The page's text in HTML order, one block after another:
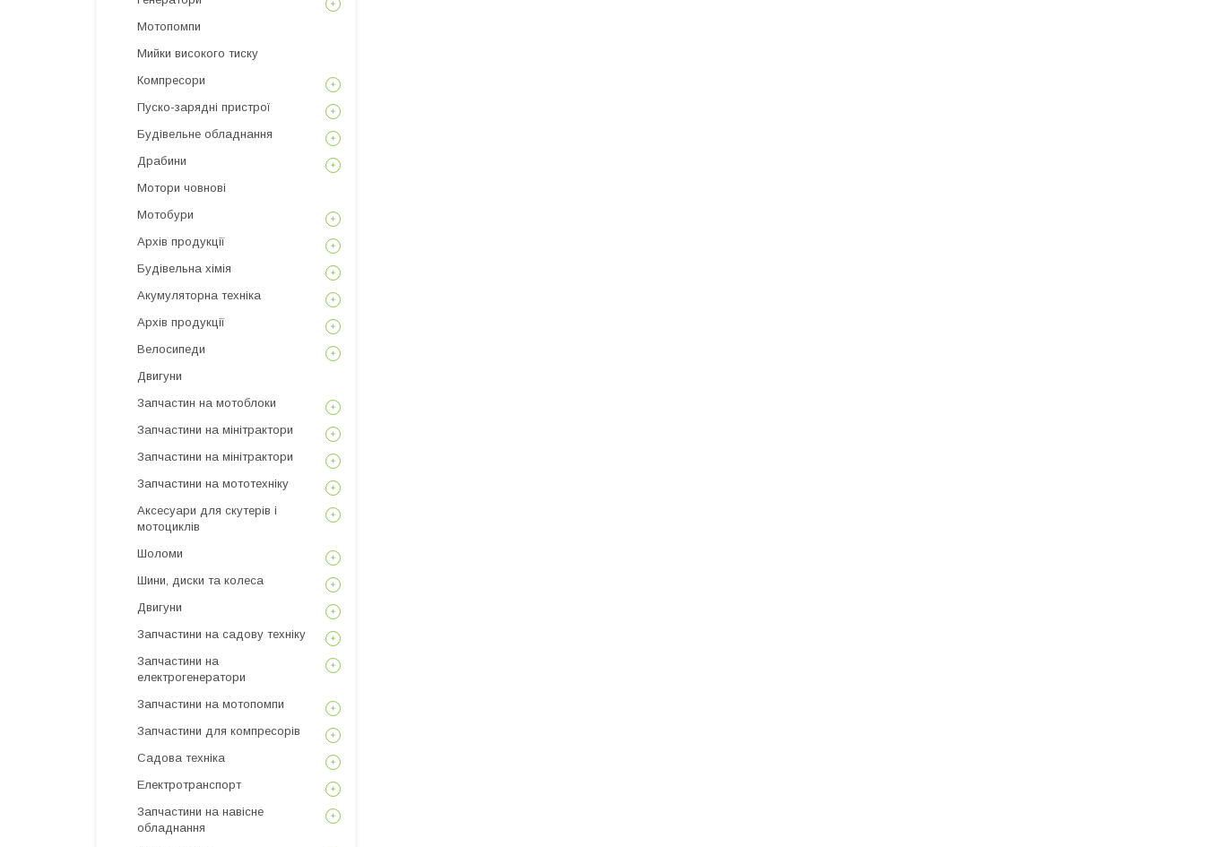
Мотопомпи
Мийки високого тиску
Компресори
Пуско-зарядні пристрої
Будівельне обладнання
Драбини
Мотори човнові
Мотобури
Архів продукції
Будівельна хімія
Акумуляторна техніка
Архів продукції
Велосипеди
Двигуни
Запчастин на мотоблоки
Запчастини на мінітрактори
Запчастини на мінітрактори
Запчастини на мототехніку
Аксесуари для скутерів і
мотоциклів
Шоломи
Шини, диски та колеса
Двигуни
Запчастини на садову техніку
Запчастини на
електрогенератори
Запчастини на мотопомпи
Запчастини для компресорів
Садова техніка
Електротранспорт
Запчастини на навісне
обладнання